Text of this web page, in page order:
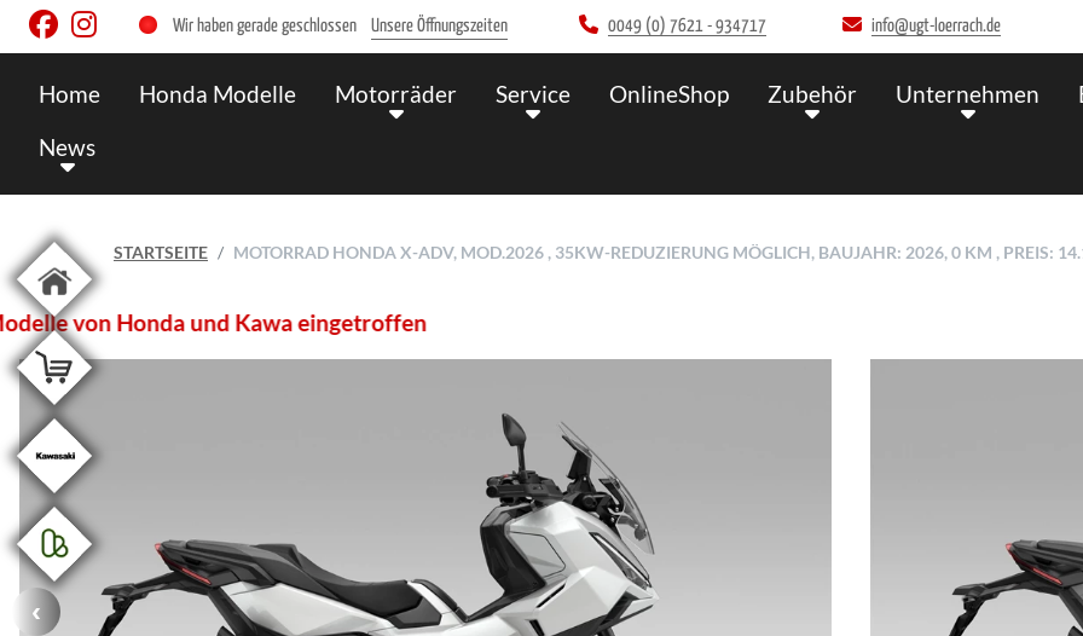
Wir haben gerade geschlossen Unsere Öffnungszeiten 0049 (0) 7621 - 934717 info@ugt-loerrach.de
Home Honda Modelle Motorräder Service OnlineShop Zubehör Unternehmen
News
STARTSEITE MOTORRAD HONDA X-ADV, MOD.2026 , 35KW-REDUZIERUNG MÖGLICH, BAUJAHR: 2026, 0 KM , PREIS:
- Modelle von Honda und Kawa eingetroffen